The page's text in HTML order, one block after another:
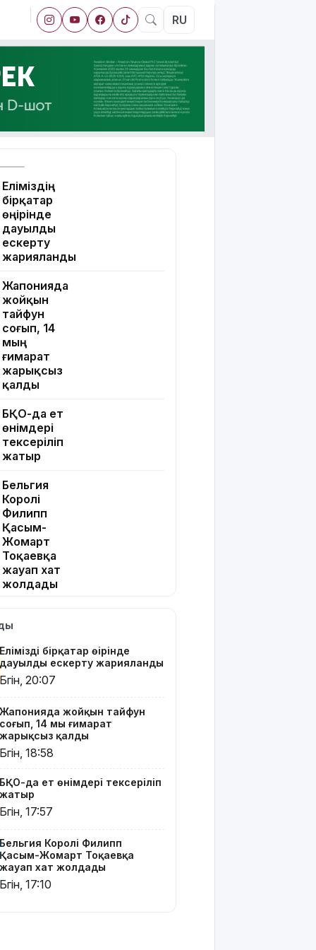
RU
Еліміздің
бірқатар
өңірінде
дауылды
ескерту
жарияланды
Жапонияда
жойқын
тайфун
соғып, 14
мың
ғимарат
жарықсыз
қалды
БҚО-да ет
өнімдері
тексеріліп
жатыр
Бельгия
Королі
Филипп
Қасым-
Жомарт
Тоқаевқа
жауап хат
жолдады
құтқарушылар
ер адамды
ажалдан
арашалады
Жамбыл
облысында
19 мың
гектар
қарасора
өседі
партиясы:
Қазақстан
– зайырлы
мемлекет,
Еліміздің бірқатар өңірінде
дауылды ескерту жарияланды
Бүгін, 20:07
Жапонияда жойқын тайфун
соғып, 14 мың ғимарат
жарықсыз қалды
Бүгін, 18:58
БҚО-да ет өнімдері тексеріліп
жатыр
Бүгін, 17:57
Бельгия Королі Филипп
Қасым-Жомарт Тоқаевқа
жауап хат жолдады
Бүгін, 17:10